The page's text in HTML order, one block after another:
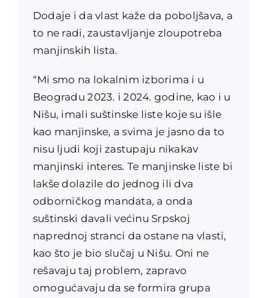
Dodaje i da vlast kaže da poboljšava, a
to ne radi, zaustavljanje zloupotreba
manjinskih lista.
“Mi smo na lokalnim izborima i u
Beogradu 2023. i 2024. godine, kao i u
Nišu, imali suštinske liste koje su išle
kao manjinske, a svima je jasno da to
nisu ljudi koji zastupaju nikakav
manjinski interes. Te manjinske liste bi
lakše dolazile do jednog ili dva
odborničkog mandata, a onda
suštinski davali većinu Srpskoj
naprednoj stranci da ostane na vlasti,
kao što je bio slučaj u Nišu. Oni ne
rešavaju taj problem, zapravo
omogućavaju da se formira grupa